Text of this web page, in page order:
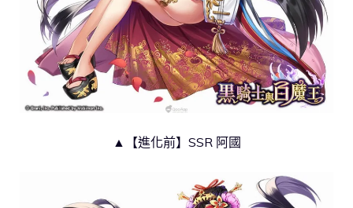
▲【進化前】SSR 阿國